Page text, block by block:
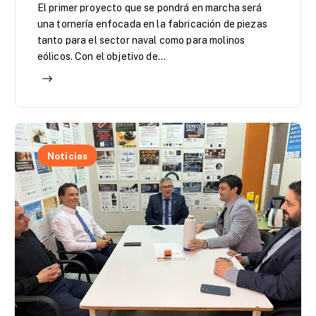
El primer proyecto que se pondrá en marcha será
una tornería enfocada en la fabricación de piezas
tanto para el sector naval como para molinos
eólicos. Con el objetivo de…
Noticias